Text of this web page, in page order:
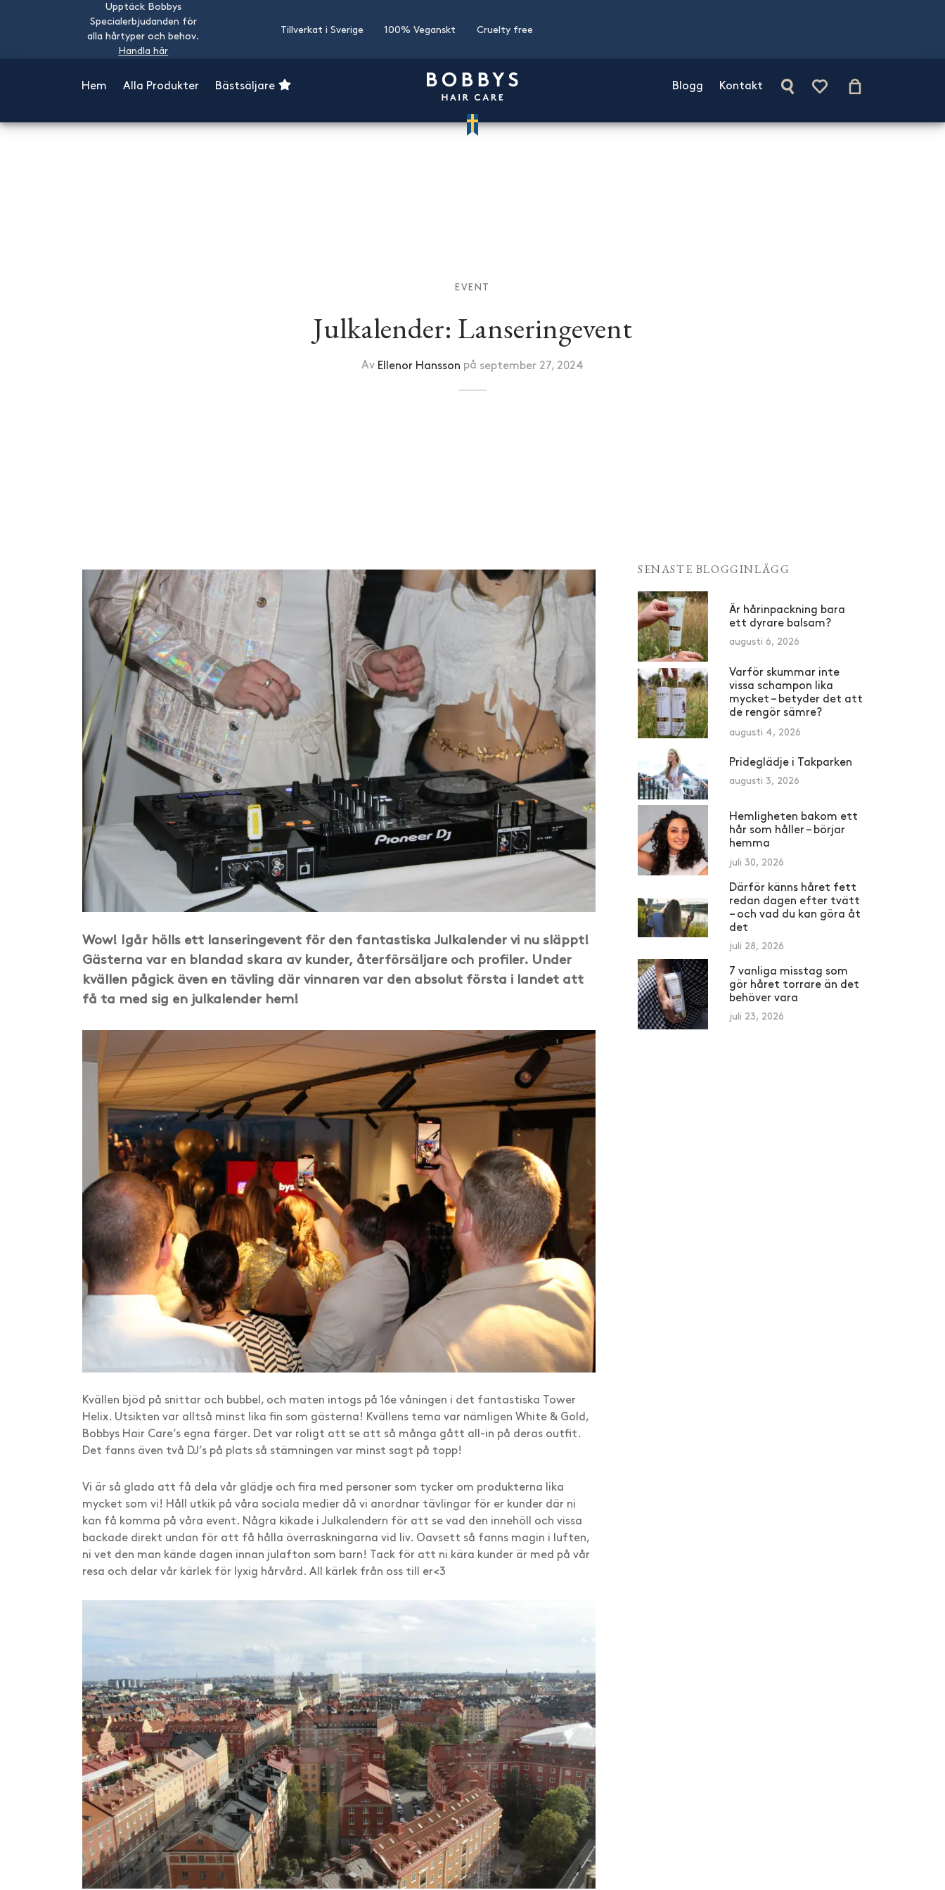
Upptäck Bobbys
Specialerbjudanden för
alla hårtyper och behov.
Handla här
Tillverkat i Sverige 100% Veganskt Cruelty free
Hem Alla Produkter Bästsäljare Blogg Kontakt
EVENT
Julkalender: Lanseringevent
Av Ellenor Hansson på september 27, 2024
Wow! Igår hölls ett lanseringevent för den fantastiska Julkalender vi nu släppt!
Gästerna var en blandad skara av kunder, återförsäljare och profiler. Under
kvällen pågick även en tävling där vinnaren var den absolut första i landet att
få ta med sig en julkalender hem!
Kvällen bjöd på snittar och bubbel, och maten intogs på 16e våningen i det fantastiska Tower
Helix. Utsikten var alltså minst lika fin som gästerna! Kvällens tema var nämligen White & Gold,
Bobbys Hair Care’s egna färger. Det var roligt att se att så många gått all-in på deras outfit.
Det fanns även två DJ’s på plats så stämningen var minst sagt på topp!
Vi är så glada att få dela vår glädje och fira med personer som tycker om produkterna lika
mycket som vi! Håll utkik på våra sociala medier då vi anordnar tävlingar för er kunder där ni
kan få komma på våra event. Några kikade i Julkalendern för att se vad den innehöll och vissa
backade direkt undan för att få hålla överraskningarna vid liv. Oavsett så fanns magin i luften,
ni vet den man kände dagen innan julafton som barn! Tack för att ni kära kunder är med på vår
resa och delar vår kärlek för lyxig hårvård. All kärlek från oss till er<3
SENASTE BLOGGINLÄGG
Är hårinpackning bara
ett dyrare balsam?
augusti 6, 2026
Varför skummar inte
vissa schampon lika
mycket – betyder det att
de rengör sämre?
augusti 4, 2026
Prideglädje i Takparken
augusti 3, 2026
Hemligheten bakom ett
hår som håller – börjar
hemma
juli 30, 2026
Därför känns håret fett
redan dagen efter tvätt
– och vad du kan göra åt
det
juli 28, 2026
7 vanliga misstag som
gör håret torrare än det
behöver vara
juli 23, 2026